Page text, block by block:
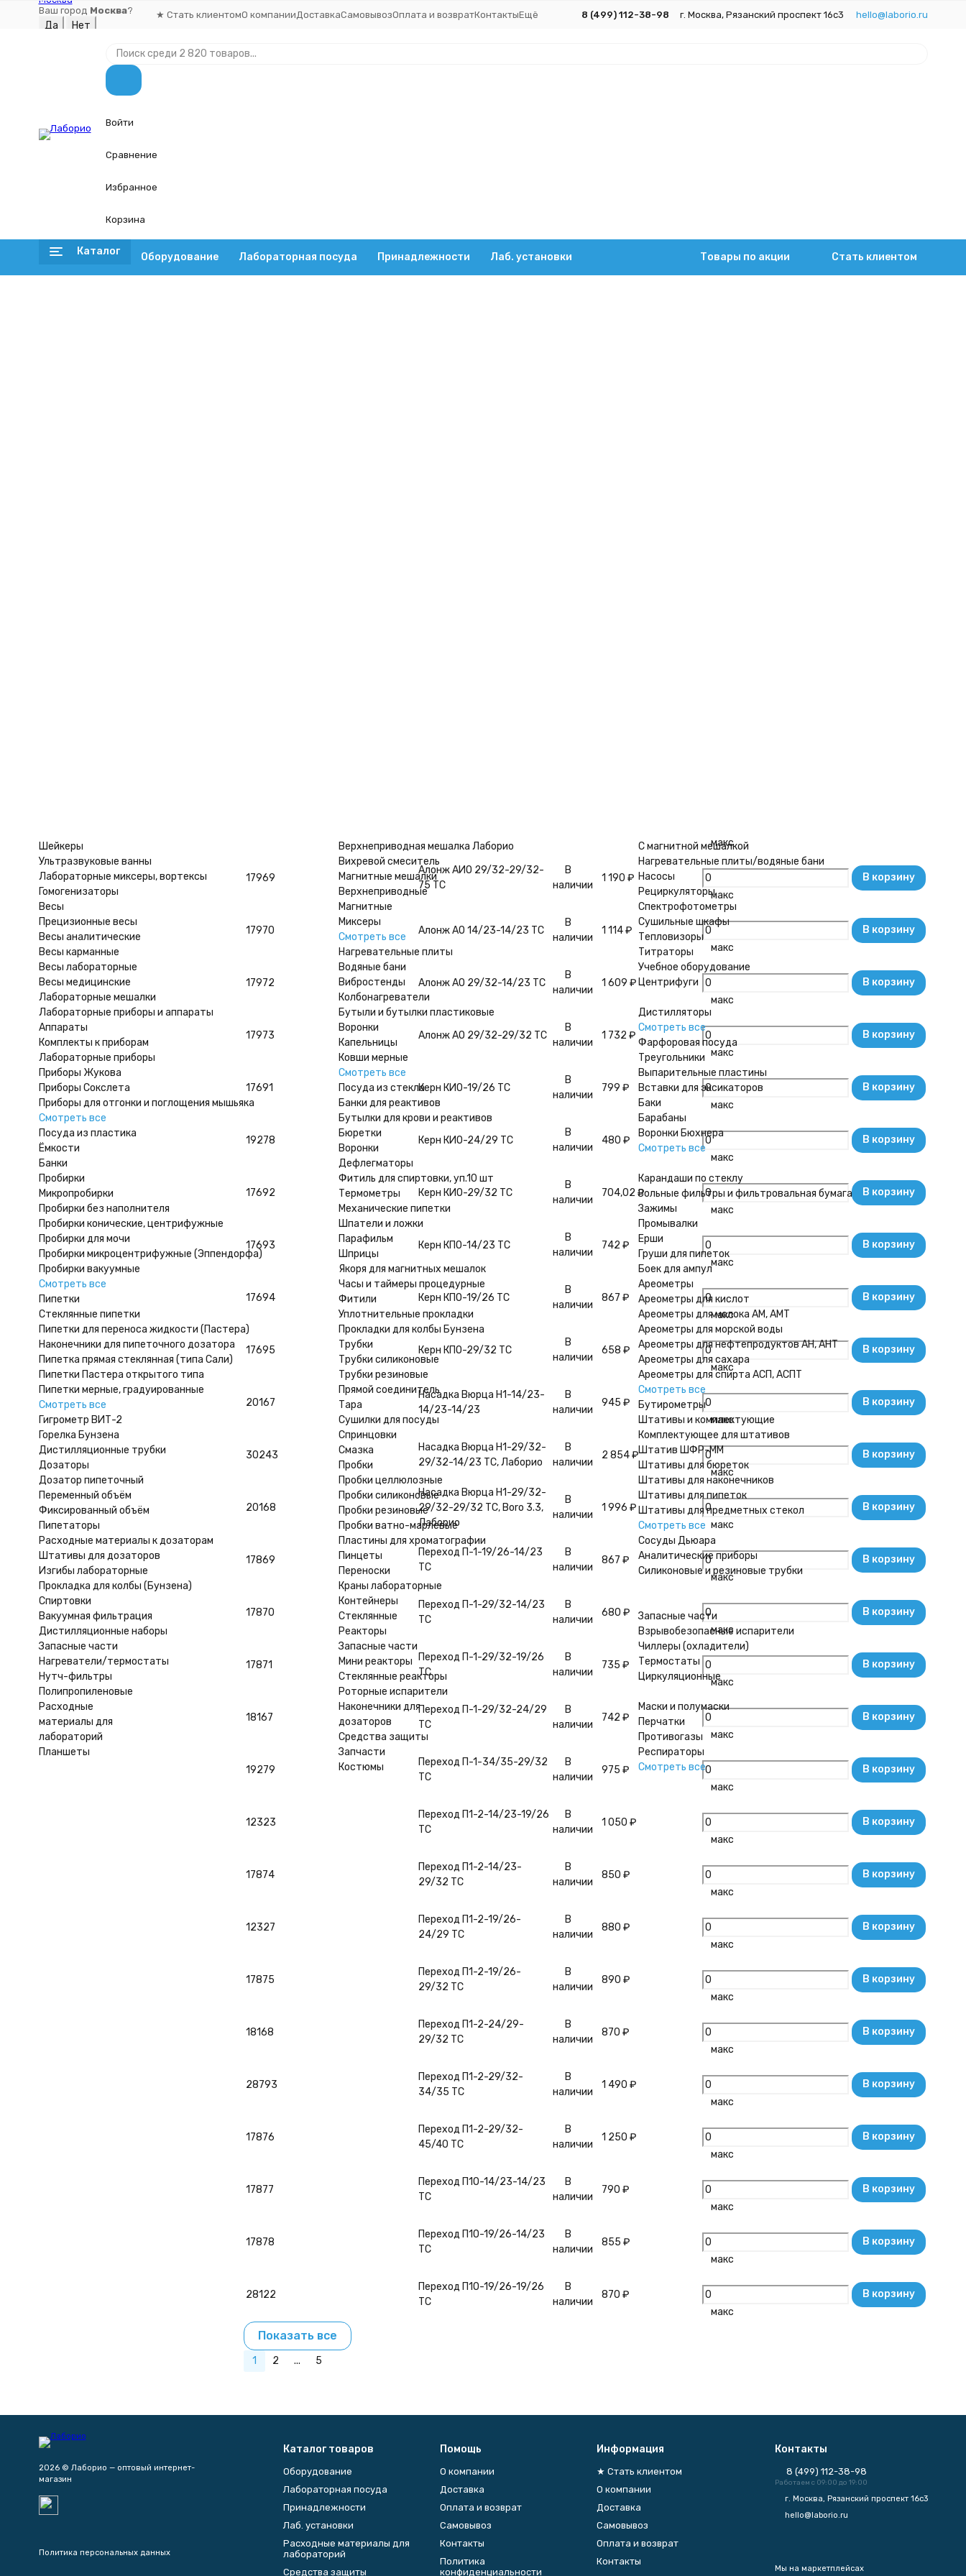
Ваш город Москва? ★ Стать клиентомО компании ДоставкаСамовывозОплата и возвратКонтактыЕщё 8 (499) 112-38-98 г. Москва, Рязанский проспект 16с3 hello@laborio.ru
Войти
Сравнение
Избранное
Корзина
Каталог Оборудование Лабораторная посуда Принадлежности Лаб. установки Товары по акции Стать клиентом
Шейкеры
Ультразвуковые ванны
Лабораторные миксеры, вортексы
Гомогенизаторы
Весы
Прецизионные весы
Весы аналитические
Весы карманные
Весы лабораторные
Весы медицинские
Лабораторные мешалки
Верхнеприводная мешалка Лаборио
Вихревой смеситель
Магнитные мешалки
Верхнеприводные
Магнитные
Миксеры
Смотреть все
Нагревательные плиты
Водяные бани
Вибростенды
Колбонагреватели
С магнитной мешалкой
Нагревательные плиты/водяные бани
Насосы
Рециркуляторы
Спектрофотометры
Сушильные шкафы
Тепловизоры
Титраторы
Учебное оборудование
Центрифуги
Лабораторные приборы и аппараты
Аппараты
Комплекты к приборам
Лабораторные приборы
Приборы Жукова
Приборы Сокслета
Приборы для отгонки и поглощения мышьяка
Смотреть все
Посуда из пластика
Ёмкости
Банки
Бутыли и бутылки пластиковые
Воронки
Капельницы
Ковши мерные
Смотреть все
Посуда из стекла
Банки для реактивов
Бутылки для крови и реактивов
Бюретки
Воронки
Дефлегматоры
Дистилляторы
Смотреть все
Фарфоровая посуда
Треугольники
Выпарительные пластины
Вставки для эксикаторов
Баки
Барабаны
Воронки Бюхнера
Смотреть все
Пробирки
Микропробирки
Пробирки без наполнителя
Пробирки конические, центрифужные
Пробирки для мочи
Пробирки микроцентрифужные (Эппендорфа)
Пробирки вакуумные
Смотреть все
Пипетки
Стеклянные пипетки
Пипетки для переноса жидкости (Пастера)
Наконечники для пипеточного дозатора
Пипетка прямая стеклянная (типа Сали)
Пипетки Пастера открытого типа
Пипетки мерные, градуированные
Смотреть все
Гигрометр ВИТ-2
Горелка Бунзена
Дистилляционные трубки
Дозаторы
Дозатор пипеточный
Переменный объём
Фиксированный объём
Пипетаторы
Расходные материалы к дозаторам
Штативы для дозаторов
Изгибы лабораторные
Прокладка для колбы (Бунзена)
Спиртовки
Фитиль для спиртовки, уп.10 шт
Термометры
Механические пипетки
Шпатели и ложки
Парафильм
Шприцы
Якоря для магнитных мешалок
Часы и таймеры процедурные
Фитили
Уплотнительные прокладки
Прокладки для колбы Бунзена
Трубки
Трубки силиконовые
Трубки резиновые
Прямой соединитель
Тара
Сушилки для посуды
Спринцовки
Смазка
Пробки
Пробки целлюлозные
Пробки силиконовые
Пробки резиновые
Пробки ватно-марлевые
Пластины для хроматографии
Пинцеты
Переноски
Краны лабораторные
Контейнеры
Карандаши по стеклу
Зольные фильтры и фильтровальная бумага
Зажимы
Промывалки
Ерши
Груши для пипеток
Боек для ампул
Ареометры
Ареометры для кислот
Ареометры для молока АМ, АМТ
Ареометры для морской воды
Ареометры для нефтепродуктов АН, АНТ
Ареометры для сахара
Ареометры для спирта АСП, АСПТ
Смотреть все
Бутирометры
Штативы и комплектующие
Комплектующее для штативов
Штатив ШФР-ММ
Штативы для бюреток
Штативы для наконечников
Штативы для пипеток
Штативы для предметных стекол
Смотреть все
Сосуды Дьюара
Аналитические приборы
Силиконовые и резиновые трубки
Вакуумная фильтрация
Дистилляционные наборы
Запасные части
Нагреватели/термостаты
Нутч-фильтры
Полипропиленовые
Стеклянные
Реакторы
Запасные части
Мини реакторы
Стеклянные реакторы
Роторные испарители
Запасные части
Взрывобезопасные испарители
Чиллеры (охладители)
Термостаты
Циркуляционные
Расходные
материалы для
лабораторий
Планшеты
Наконечники для
дозаторов
Средства защиты
Запчасти
Костюмы
Маски и полумаски
Перчатки
Противогазы
Респираторы
Смотреть все
макс
17969
Алонж АИО 29/32-29/32-
75 ТС
В
наличии
1 190 ₽
макс
В корзину
17970 Алонж АО 14/23-14/23 ТС
В
наличии
1 114₽
макс
В корзину
17972 Алонж АО 29/32-14/23 ТС
В
наличии
1 609 ₽
макс
В корзину
17973 Алонж АО 29/32-29/32 ТС
В
наличии
1 732 ₽
макс
В корзину
17691 Керн КИО-19/26 ТС
В
наличии
799 ₽
макс
В корзину
19278 Керн КИО-24/29 ТС
В
наличии
480 ₽
макс
В корзину
17692 Керн КИО-29/32 ТС
В
наличии
704,02 ₽
макс
В корзину
17693 Керн КПО-14/23 ТС
В
наличии
742 ₽
макс
В корзину
17694 Керн КПО-19/26 ТС
В
наличии
867 ₽
макс
В корзину
17695 Керн КПО-29/32 ТС
В
наличии
658 ₽
макс
В корзину
20167
Насадка Вюрца Н1-14/23-
14/23-14/23
В
наличии
945 ₽
макс
В корзину
30243
Насадка Вюрца Н1-29/32-
29/32-14/23 ТС, Лаборио
В
наличии
2 854₽
макс
В корзину
20168
Насадка Вюрца Н1-29/32-
29/32-29/32 ТС, Boro 3.3,
Лаборио
В
наличии
1 996 ₽
макс
В корзину
17869
Переход П-1-19/26-14/23
ТС
В
наличии
867 ₽
макс
В корзину
17870
Переход П-1-29/32-14/23
ТС
В
наличии
680 ₽
макс
В корзину
17871
Переход П-1-29/32-19/26
ТС
В
наличии
735 ₽
макс
В корзину
18167
Переход П-1-29/32-24/29
ТС
В
наличии
742 ₽
макс
В корзину
19279
Переход П-1-34/35-29/32
ТС
В
наличии
975 ₽
макс
В корзину
12323
Переход П1-2-14/23-19/26
ТС
В
наличии
1 050 ₽
макс
В корзину
17874
Переход П1-2-14/23-
29/32 ТС
В
наличии
850 ₽
макс
В корзину
12327
Переход П1-2-19/26-
24/29 ТС
В
наличии
880 ₽
макс
В корзину
17875
Переход П1-2-19/26-
29/32 ТС
В
наличии
890 ₽
макс
В корзину
18168
Переход П1-2-24/29-
29/32 ТС
В
наличии
870 ₽
макс
В корзину
28793
Переход П1-2-29/32-
34/35 ТС
В
наличии
1 490 ₽
макс
В корзину
17876
Переход П1-2-29/32-
45/40 ТС
В
наличии
1 250 ₽
макс
В корзину
17877
Переход П1О-14/23-14/23
ТС
В
наличии
790 ₽
макс
В корзину
17878
Переход П1О-19/26-14/23
ТС
В
наличии
855 ₽
макс
В корзину
28122
Переход П1О-19/26-19/26
ТС
В
наличии
870 ₽
макс
В корзину
Показать все
1 2 ... 5
2026 © Лаборио — оптовый интернет-
магазин
Политика персональных данных
Каталог товаров
Оборудование
Лабораторная посуда
Принадлежности
Лаб. установки
Расходные материалы для
лабораторий
Средства защиты
Помощь
О компании
Доставка
Оплата и возврат
Самовывоз
Контакты
Политика
конфиденциальности
Информация
★ Стать клиентом
О компании
Доставка
Самовывоз
Оплата и возврат
Контакты
Контакты
8 (499) 112-38-98
Работаем с 09:00 до 19:00
г. Москва, Рязанский проспект 16с3
hello@laborio.ru
Мы на маркетплейсах